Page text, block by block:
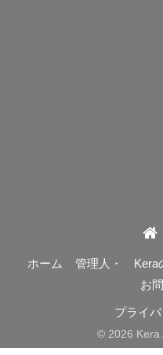
ホーム 管理人・ Kera
お
プライ
© 2026 Kera